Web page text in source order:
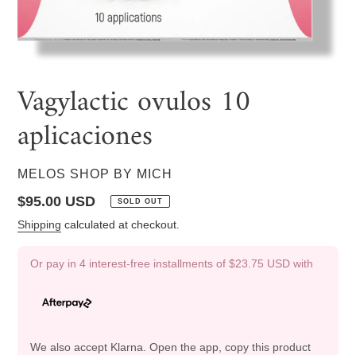
Vagylactic ovulos 10
aplicaciones
VENDOR
MELOS SHOP BY MICH
Regular
price
$95.00 USD SOLD OUT
Shipping calculated at checkout.
Or pay in 4 interest-free installments of $23.75 USD with
We also accept Klarna. Open the app, copy this product